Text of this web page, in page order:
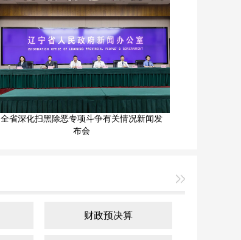
全省深化扫黑除恶专项斗争有关情况新闻发
布会
财政预决算